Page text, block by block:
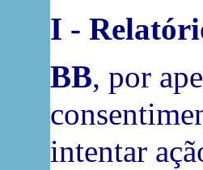
I -
BB, por
intentar